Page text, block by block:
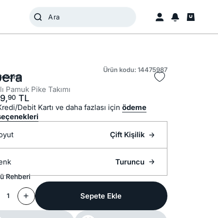
Ürün kodu: 14475987
Pamuk Pike Takımı
90 TL
Debit Kartı ve daha fazlası için ödeme
Çift Kişilik
Turuncu
Rehberi
1 Sepete Ekle